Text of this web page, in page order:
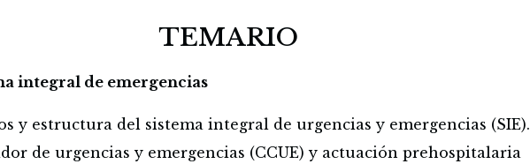
TEMARIO
integral de emergencias
y estructura del sistema integral de urgencias y emergencias (SIE).
de urgencias y emergencias (CCUE) y actuación prehospitalaria